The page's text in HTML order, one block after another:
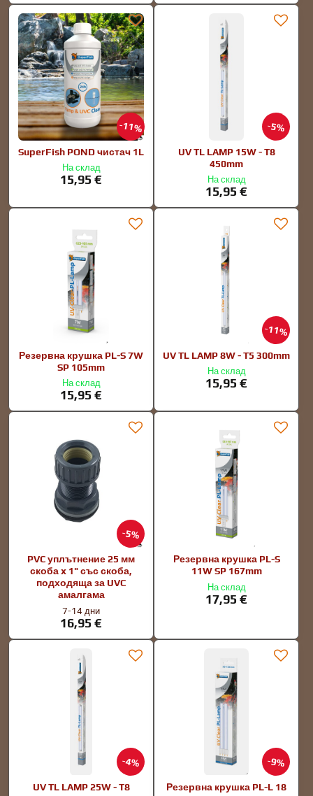
11%
SuperFish POND чистач 1L
На склад
15,95 €
5%
UV TL LAMP 15W - T8
450mm
На склад
15,95 €
Резервна крушка PL-S 7W
SP 105mm
На склад
15,95 €
11%
UV TL LAMP 8W - T5 300mm
На склад
15,95 €
5%
PVC уплътнение 25 мм
скоба x 1" със скоба,
подходяща за UVC
амалгама
7-14 дни
16,95 €
Резервна крушка PL-S
11W SP 167mm
На склад
17,95 €
4%
UV TL LAMP 25W - T8
9%
Резервна крушка PL-L 18